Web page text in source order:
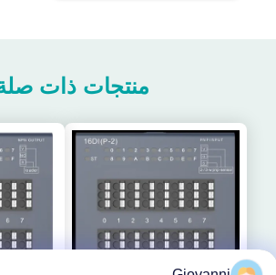
منتجات ذات صلة